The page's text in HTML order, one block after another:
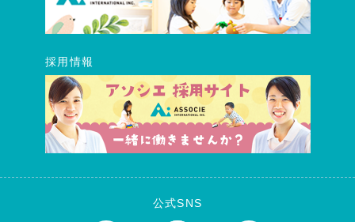
採用情報
公式SNS